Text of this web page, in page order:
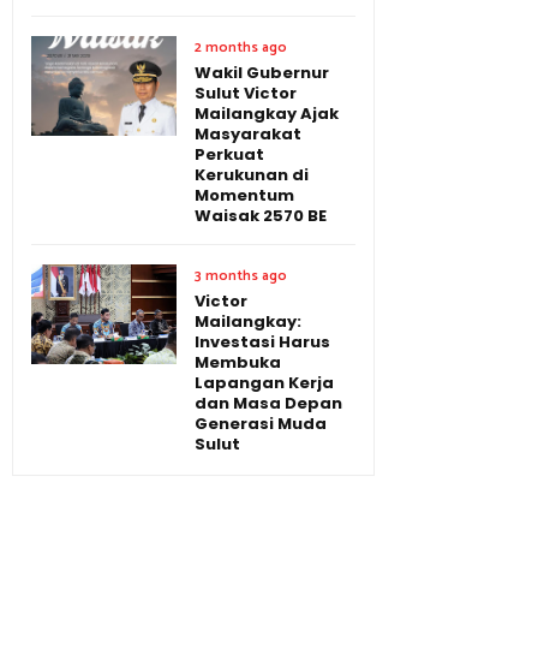
2 months ago
Wakil Gubernur
Sulut Victor
Mailangkay Ajak
Masyarakat
Perkuat
Kerukunan di
Momentum
Waisak 2570 BE
3 months ago
Victor
Mailangkay:
Investasi Harus
Membuka
Lapangan Kerja
dan Masa Depan
Generasi Muda
Sulut